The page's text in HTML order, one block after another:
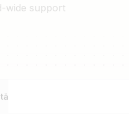
wide support